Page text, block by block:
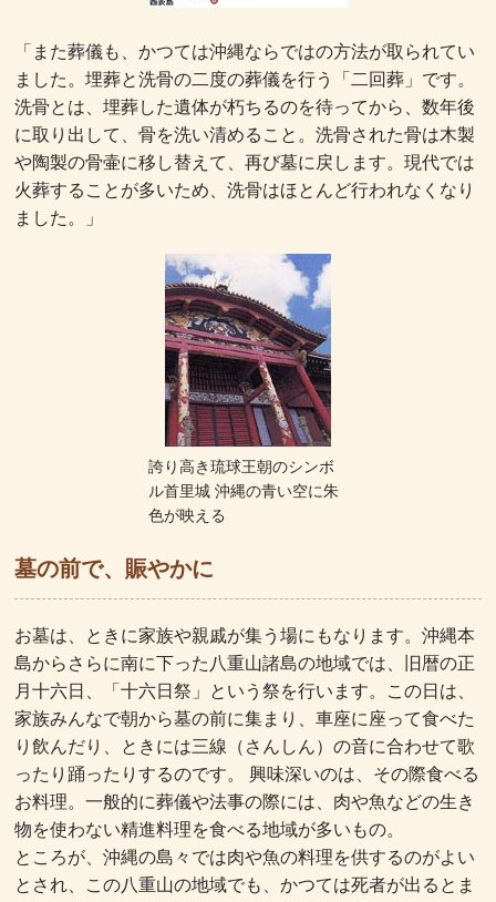
「また葬儀も、かつては沖縄ならではの方法が取られてい
ました。埋葬と洗骨の二度の葬儀を行う「二回葬」です。
洗骨とは、埋葬した遺体が朽ちるのを待ってから、数年後
に取り出して、骨を洗い清めること。洗骨された骨は木製
や陶製の骨壷に移し替えて、再び墓に戻します。現代では
火葬することが多いため、洗骨はほとんど行われなくなり
ました。」
誇り高き琉球王朝のシンボ
ル首里城 沖縄の青い空に朱
色が映える
墓の前で、賑やかに
お墓は、ときに家族や親戚が集う場にもなります。沖縄本
島からさらに南に下った八重山諸島の地域では、旧暦の正
月十六日、「十六日祭」という祭を行います。この日は、
家族みんなで朝から墓の前に集まり、車座に座って食べた
り飲んだり、ときには三線（さんしん）の音に合わせて歌
ったり踊ったりするのです。 興味深いのは、その際食べる
お料理。一般的に葬儀や法事の際には、肉や魚などの生き
物を使わない精進料理を食べる地域が多いもの。
ところが、沖縄の島々では肉や魚の料理を供するのがよい
とされ、この八重山の地域でも、かつては死者が出るとま